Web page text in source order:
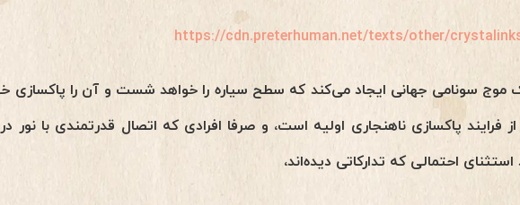
https://cdn.preterhuman.net/texts/other/
موج سونامی جهانی ایجاد می‌کند که سطح سیاره را خواهد شست و آن را پاکسازی
پاکسازی ناهنجاری اولیه است، و صرفا افرادی که اتصال قدرتمندی با نور
احتمالی که تدارکاتی دیده‌اند،